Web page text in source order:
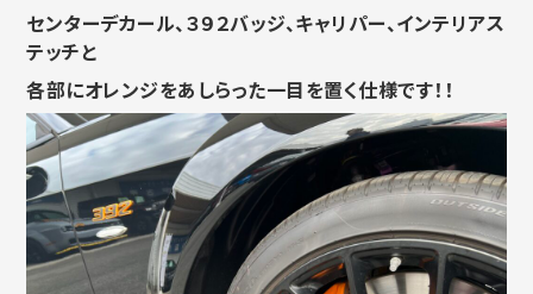
センターデカール、３９２バッジ、キャリパー、インテリアス
テッチと
各部にオレンジをあしらった一目を置く仕様です！！